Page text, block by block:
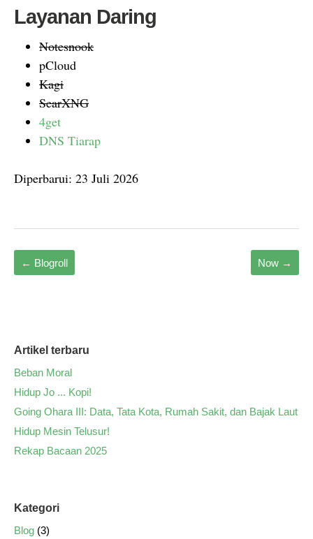
Layanan Daring
Notesnook
pCloud
Kagi
SearXNG
4get
DNS Tiarap
Diperbarui: 23 Juli 2026
← Blogroll Now →
Artikel terbaru
Beban Moral
Hidup Jo ... Kopi!
Going Ohara III: Data, Tata Kota, Rumah Sakit, dan Bajak Laut
Hidup Mesin Telusur!
Rekap Bacaan 2025
Kategori
Blog (3)